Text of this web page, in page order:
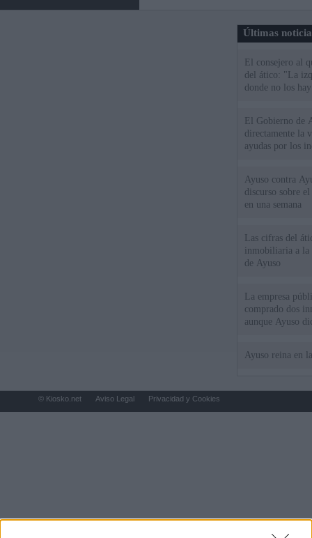
Últimas
El consejero al
del ático: "La
donde no los
El Gobierno de
directamente la
ayudas por los
Ayuso contra
discurso sobre
en una semana
Las cifras del
inmobiliaria a la
de Ayuso
La empresa
comprado dos
aunque Ayuso
Ayuso reina en
© Kiosko.net Aviso Legal Privacidad y Cookies